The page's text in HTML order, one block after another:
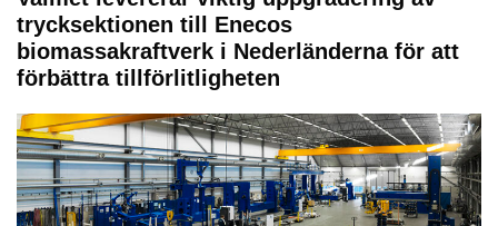
trycksektionen till Enecos
biomassakraftverk i Nederländerna för att
förbättra tillförlitligheten